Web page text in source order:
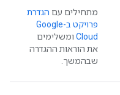
מתחילים עם הגדרת
פרויקט ב-Google
Cloud ומשלימים
את הוראות ההגדרה
שבהמשך.